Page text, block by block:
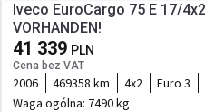
Iveco EuroCargo 75 E 17/
VORHANDEN!
41 339 PLN
Cena bez VAT
2006 469358 km 4x2 Euro 3
Waga ogólna: 7490 kg